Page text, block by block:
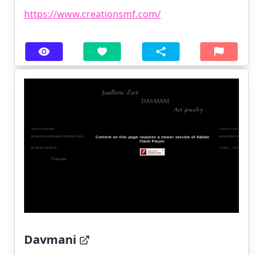
https://www.creationsmf.com/
Davmani